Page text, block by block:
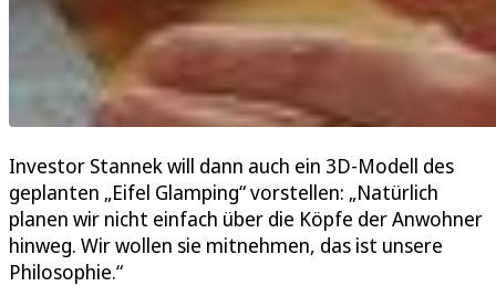
Investor Stannek will dann auch ein 3D-Modell des
geplanten „Eifel Glamping“ vorstellen: „Natürlich
planen wir nicht einfach über die Köpfe der Anwohner
hinweg. Wir wollen sie mitnehmen, das ist unsere
Philosophie.“